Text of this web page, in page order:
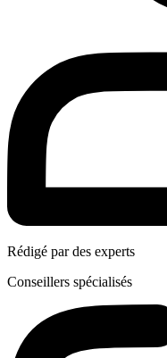
Rédigé par des experts
Conseillers spécialisés